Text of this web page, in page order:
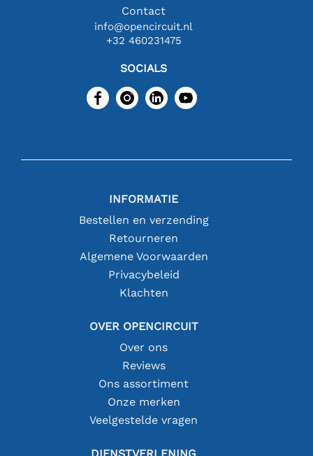
Contact
info@opencircuit.nl
+32 460231475
SOCIALS
INFORMATIE
Bestellen en verzending
Retourneren
Algemene Voorwaarden
Privacybeleid
Klachten
OVER OPENCIRCUIT
Over ons
Reviews
Ons assortiment
Onze merken
Veelgestelde vragen
DIENSTVERLENING